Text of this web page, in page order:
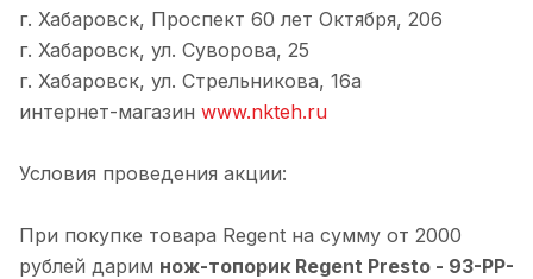
г. Хабаровск, Проспект 60 лет Октября, 206
г. Хабаровск, ул. Суворова, 25
г. Хабаровск, ул. Стрельникова, 16а
интернет-магазин www.nkteh.ru
Условия проведения акции:
При покупке товара Regent на сумму от 2000
рублей дарим нож-топорик Regent Presto - 93-PP-